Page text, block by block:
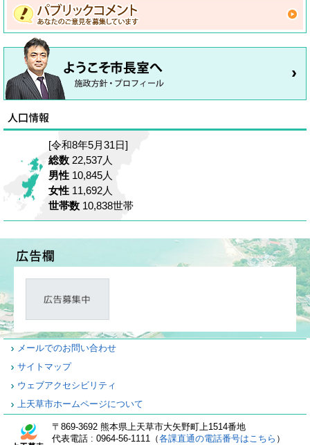
[令和8年5月31日]
総数 22,537人
男性 10,845人
女性 11,692人
世帯数 10,838世帯
メールでのお問い合わせ
サイトマップ
ウェブアクセシビリティ
上天草市ホームページについて
〒869-3692 熊本県上天草市大矢野町上1514番地
代表電話 : 0964-56-1111（各課直通の電話番号はこちら ）